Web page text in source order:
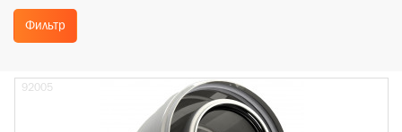
Фильтр
92005